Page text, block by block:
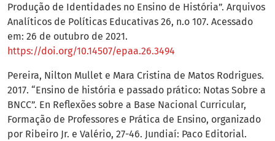
Produção de Identidades no Ensino de História”. Arquivos
Analíticos de Políticas Educativas 26, n.o 107. Acessado
em: 26 de outubro de 2021.
https://doi.org/10.14507/epaa.26.3494
Pereira, Nilton Mullet e Mara Cristina de Matos Rodrigues.
2017. “Ensino de história e passado prático: Notas Sobre a
BNCC”. En Reflexões sobre a Base Nacional Curricular,
Formação de Professores e Prática de Ensino, organizado
por Ribeiro Jr. e Valério, 27-46. Jundiaí: Paco Editorial.